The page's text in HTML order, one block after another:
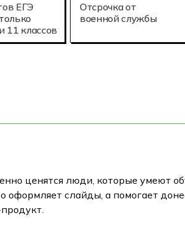
Отсрочка от
военной службы
ЕГЭ
11 классов
ценятся люди, которые умеют
оформляет слайды, а помогает